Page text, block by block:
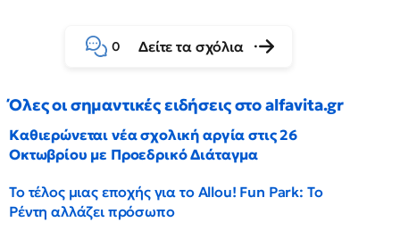
0 Δείτε τα σχόλια
Όλες οι σημαντικές ειδήσεις στο alfavita.gr
Καθιερώνεται νέα σχολική αργία στις 26
Οκτωβρίου με Προεδρικό Διάταγμα
Το τέλος μιας εποχής για το Allou! Fun Park: Το
Ρέντη αλλάζει πρόσωπο